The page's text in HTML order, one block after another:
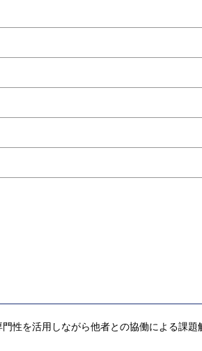
性を活用しながら他者との協働による課題